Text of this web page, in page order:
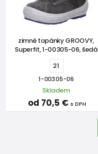
zimné topánky GROOVY,
Superfit, 1-00305-06, šedá
21
1-00305-06
Skladem
od 70,5 € s DPH